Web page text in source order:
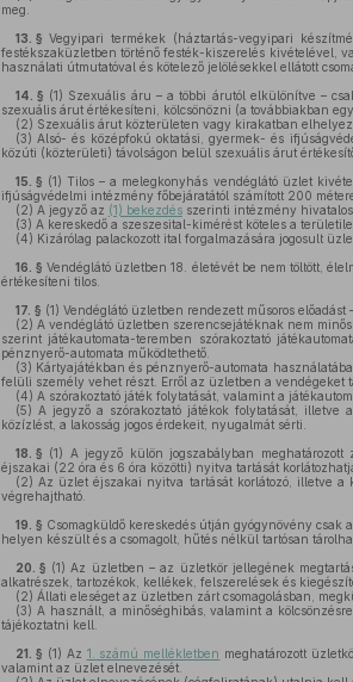
meg.
13. § Vegyipari termékek (háztartás-vegyipari
festékszaküzletben történő festék-kiszerelés kivételével,
használati útmutatóval és kötelező jelölésekkel ellátott
14. § (1) Szexuális áru – a többi árutól elkülönítve –
szexuális árut értékesíteni, kölcsönözni (a továbbiakban
(2) Szexuális árut közterületen vagy kirakatban
(3) Alsó- és középfokú oktatási, gyermek- és
közúti (közterületi) távolságon belül szexuális árut
15. § (1) Tilos – a melegkonyhás vendéglátó üzlet
ifjúságvédelmi intézmény főbejáratától számított 200
(2) A jegyző az (1) bekezdésszerinti intézmény hivatalos
(3) A kereskedő a szeszesital-kimérést köteles a
(4) Kizárólag palackozott ital forgalmazására jogosult
16. § Vendéglátó üzletben 18. életévét be nem töltött,
értékesíteni tilos.
17. § (1) Vendéglátó üzletben rendezett műsoros
(2) A vendéglátó üzletben szerencsejátéknak nem
szerint játékautomata-teremben szórakoztató
pénznyerő-automata működtethető.
(3) Kártyajátékban és pénznyerő-automata
felüli személy vehet részt. Erről az üzletben a vendégeket
(4) A szórakoztató játék folytatását, valamint a
(5) A jegyző a szórakoztató játékok folytatását, illetve
közízlést, a lakosság jogos érdekeit, nyugalmát sérti.
18. § (1) A jegyző külön jogszabályban
éjszakai (22 óra és 6 óra közötti) nyitva tartását
(2) Az üzlet éjszakai nyitva tartását korlátozó, illetve a
végrehajtható.
19. § Csomagküldő kereskedés útján gyógynövény csak a
helyen készült és a csomagolt, hűtés nélkül tartósan
20. § (1) Az üzletben – az üzletkör jellegének
alkatrészek, tartozékok, kellékek, felszerelések és
(2) Állati eleséget az üzletben zárt csomagolásban,
(3) A használt, a minőséghibás, valamint a
tájékoztatni kell.
21. § (1) Az 1. számú mellékletben meghatározott
valamint az üzlet elnevezését.